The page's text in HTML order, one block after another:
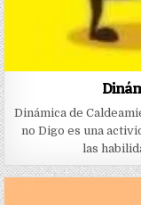
Dinámica de
no Digo es una
las